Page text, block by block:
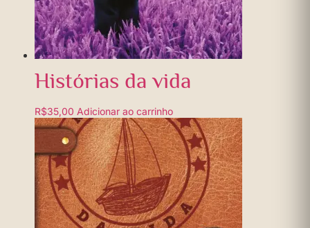
Histórias da vida
R$35,00 Adicionar ao carrinho